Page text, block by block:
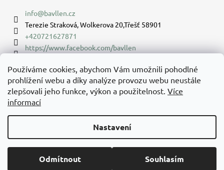
Používáme cookies, abychom Vám umožnili pohodlné
prohlížení webu a díky analýze provozu webu neustále
zlepšovali jeho funkce, výkon a použitelnost. Více
informací
Nastavení
Odmítnout Souhlasím
info@bavllen.cz
Terezie Straková, Wolkerova 20,Třešť 58901
+420721627871
https://www.facebook.com/bavllen
Facebook
Copyright 2026Bavllen. Všechna práva vyhrazena.Upravit